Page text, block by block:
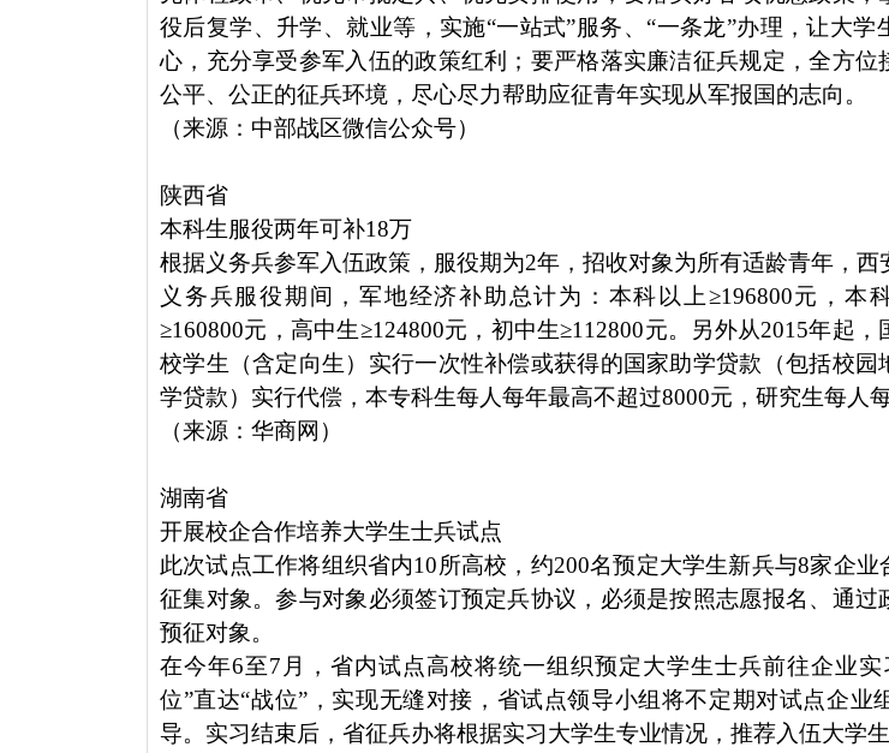
役后复学、升学、就业等，实施“一站式”服务、“一条龙”办理，让大
心，充分享受参军入伍的政策红利；要严格落实廉洁征兵规定，全方位
公平、公正的征兵环境，尽心尽力帮助应征青年实现从军报国的志向。
（来源：中部战区微信公众号）
陕西省
本科生服役两年可补18万
根据义务兵参军入伍政策，服役期为2年，招收对象为所有适龄青年，西
义务兵服役期间，军地经济补助总计为：本科以上≥196800元，本
≥160800元，高中生≥124800元，初中生≥112800元。另外从2015年起
校学生（含定向生）实行一次性补偿或获得的国家助学贷款（包括校
学贷款）实行代偿，本专科生每人每年最高不超过8000元，研究生每人
（来源：华商网）
湖南省
开展校企合作培养大学生士兵试点
此次试点工作将组织省内10所高校，约200名预定大学生新兵与8家企
征集对象。参与对象必须签订预定兵协议，必须是按照志愿报名、通
预征对象。
在今年6至7月，省内试点高校将统一组织预定大学生士兵前往企业实
位”直达“战位”，实现无缝对接，省试点领导小组将不定期对试点企业
导。实习结束后，省征兵办将根据实习大学生专业情况，推荐入伍大学